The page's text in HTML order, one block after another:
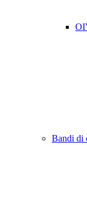
Bandi di